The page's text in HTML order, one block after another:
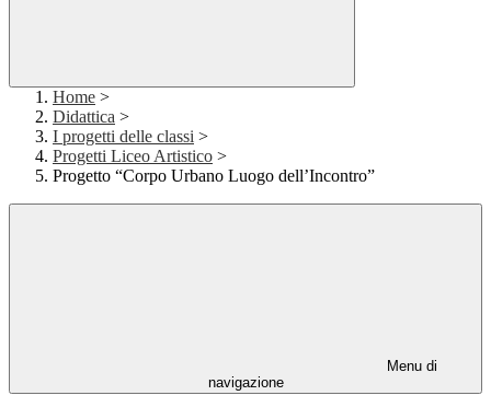
Home >
Didattica >
I progetti delle classi >
Progetti Liceo Artistico >
Progetto “Corpo Urbano Luogo dell’Incontro”
Menu di
navigazione